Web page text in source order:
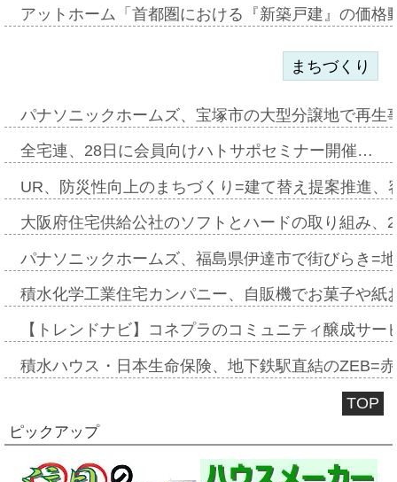
アットホーム「首都圏における『新築戸建』の価
まちづくり
パナソニックホームズ、宝塚市の大型分譲地で再
全宅連、28日に会員向けハトサポセミナー開催…
UR、防災性向上のまちづくり=建て替え提案推進
大阪府住宅供給公社のソフトとハードの取り組み
パナソニックホームズ、福島県伊達市で街びらき=
積水化学工業住宅カンパニー、自販機でお菓子や
【トレンドナビ】コネプラのコミュニティ醸成サ
積水ハウス・日本生命保険、地下鉄駅直結のZEB=
TOP
ピックアップ